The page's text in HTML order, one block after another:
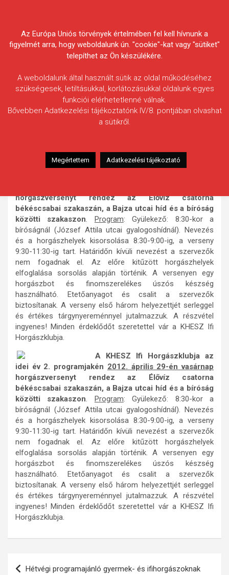
Egyesületek Szövetsége
HÍREK
Hétvégi programajánló gyermek-
2012.04.26. morneo.it
horgászversenyt rendez az Élővíz csatorna
békéscsabai szakaszán, a Bajza utcai híd és a bíróság
közötti szakaszon. Program: Gyülekező: 8:30-kor a
bíróságnál (József Attila utcai gyalogoshídnál). Nevezés
és a horgászhelyek kisorsolása 8:30-9:00-ig, a verseny
9:30-11:30-ig tart. Határidőn kívüli nevezést a szervezők
nem fogadnak el. Az előre kitűzött horgászhelyek
elfoglalása sorsolás alapján történik. A versenyen egy
horgászbot és finomszerelékes úszós készség
használható. Etetőanyagot és csalit a szervezők
biztosítanak. A verseny első három helyezettjét serleggel
és értékes tárgynyereménnyel jutalmazzuk. A részvétel
ingyenes! Minden érdeklődőt szeretettel vár a KHESZ Ifi
Horgászklubja.
A KHESZ Ifi Horgászklubja az
idei év 2. programjakén 2012. április 29-én vasárnap
horgászversenyt rendez az Élővíz csatorna
békéscsabai szakaszán, a Bajza utcai híd és a bíróság
közötti szakaszon. Program: Gyülekező: 8:30-kor a
bíróságnál (József Attila utcai gyalogoshídnál). Nevezés
és a horgászhelyek kisorsolása 8:30-9:00-ig, a verseny
9:30-11:30-ig tart. Határidőn kívüli nevezést a szervezők
nem fogadnak el. Az előre kitűzött horgászhelyek
elfoglalása sorsolás alapján történik. A versenyen egy
horgászbot és finomszerelékes úszós készség
használható. Etetőanyagot és csalit a szervezők
biztosítanak. A verseny első három helyezettjét serleggel
és értékes tárgynyereménnyel jutalmazzuk. A részvétel
ingyenes! Minden érdeklődőt szeretettel vár a KHESZ Ifi
Horgászklubja.
Bejegyzés
Hétvégi programajánló gyermek- és ifihorgászoknak
Az Európa Uniós törvények értelmében fel kell hívnunk a
figyelmét arra, hogy weboldalunk ún. "cookie"-kat vagy "sütiket"
telepíthet az Ön készülékére.
A weboldalunk által használt sütik az oldal működéséhez
szükségesek, letiltásukkal, korlátozásukkal oldalunk egyes
funkciói elérhetetlenné válnak.
Bővebben Adatkezelési tájékoztatónk IV/8. pontjában olvashat
a sütikről.
Megértettem Adatkezelési tájékoztató